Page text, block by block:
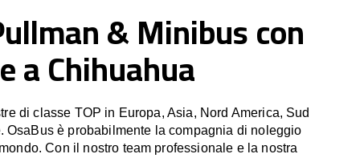
& Minibus con
a Chihuahua
di classe TOP in Europa, Asia, Nord America, Sud
OsaBus è probabilmente la compagnia di noleggio
Con il nostro team professionale e la nostra